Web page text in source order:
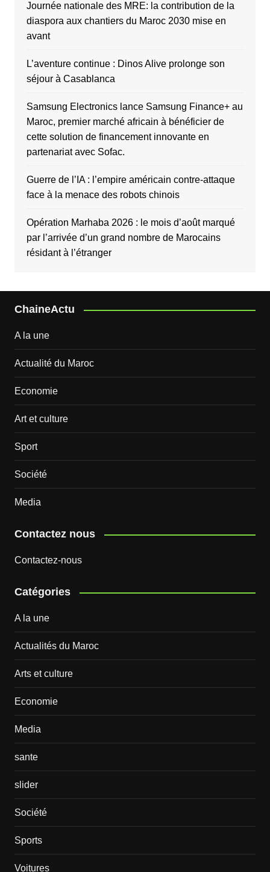
Journée nationale des MRE: la contribution de la
diaspora aux chantiers du Maroc 2030 mise en
avant
L’aventure continue : Dinos Alive prolonge son
séjour à Casablanca
Samsung Electronics lance Samsung Finance+ au
Maroc, premier marché africain à bénéficier de
cette solution de financement innovante en
partenariat avec Sofac.
Guerre de l’IA : l’empire américain contre-attaque
face à la menace des robots chinois
Opération Marhaba 2026 : le mois d’août marqué
par l’arrivée d’un grand nombre de Marocains
résidant à l’étranger
ChaineActu
A la une
Actualité du Maroc
Economie
Art et culture
Sport
Société
Media
Contactez nous
Contactez-nous
Catégories
A la une
Actualités du Maroc
Arts et culture
Economie
Media
sante
slider
Société
Sports
Voitures